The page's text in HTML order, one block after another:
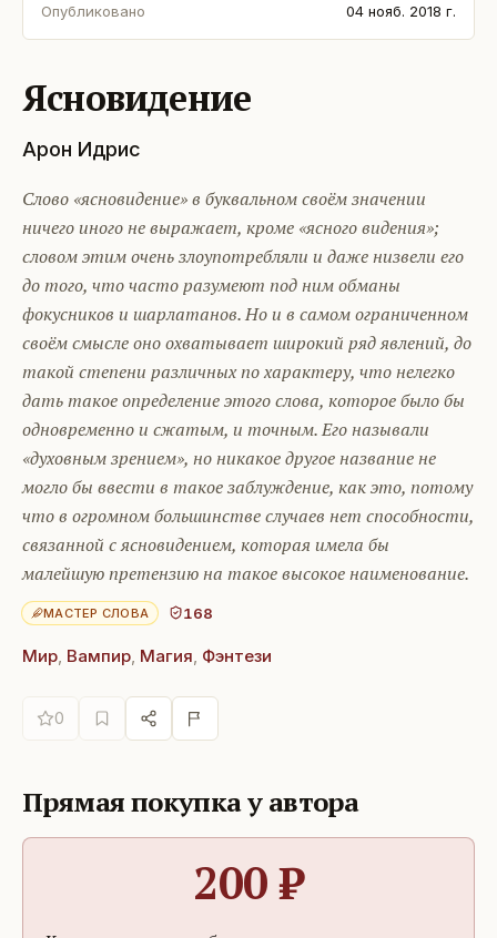
Опубликовано
04 нояб. 2018 г.
Ясновидение
Арон Идрис
Слово «ясновидение» в буквальном своём значении
ничего иного не выражает, кроме «ясного видения»;
словом этим очень злоупотребляли и даже низвели его
до того, что часто разумеют под ним обманы
фокусников и шарлатанов. Но и в самом ограниченном
своём смысле оно охватывает широкий ряд явлений, до
такой степени различных по характеру, что нелегко
дать такое определение этого слова, которое было бы
одновременно и сжатым, и точным. Его называли
«духовным зрением», но никакое другое название не
могло бы ввести в такое заблуждение, как это, потому
что в огромном большинстве случаев нет способности,
связанной с ясновидением, которая имела бы
малейшую претензию на такое высокое наименование.
МАСТЕР СЛОВА 168
Мир, Вампир, Магия, Фэнтези
0
Прямая покупка у автора
200₽